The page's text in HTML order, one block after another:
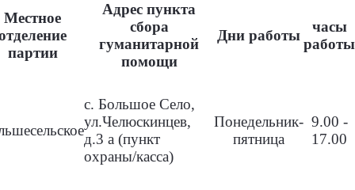
Местное
партии
Адрес пункта
сбора
гуманитарной
помощи
Дни работы
часы
работы
с. Большое Село,
ул.Челюскинцев,
д.3 а (пункт
охраны/касса)
Понедельник-
пятница
9.00 -
17.00